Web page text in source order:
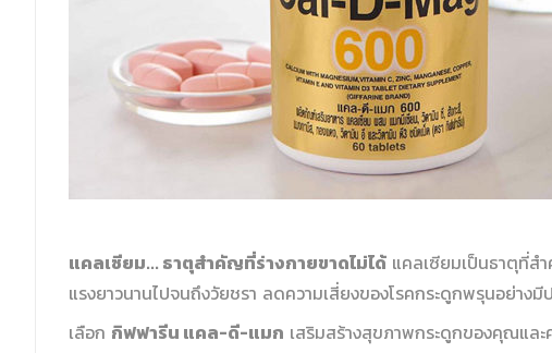
แคลเซียม... ธาตุสำคัญที่ร่างกายขาดไม่ได้ แคลเซียมเป็นธาตุที่ส
แรงยาวนานไปจนถึงวัยชรา ลดความเสี่ยงของโรคกระดูกพรุนอย่างมี
เลือก กิฟฟารีน แคล-ดี-แมก เสริมสร้างสุขภาพกระดูกของคุณและ